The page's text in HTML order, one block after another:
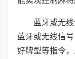
蓝牙或无
蓝牙或无线信
好牌型等指令